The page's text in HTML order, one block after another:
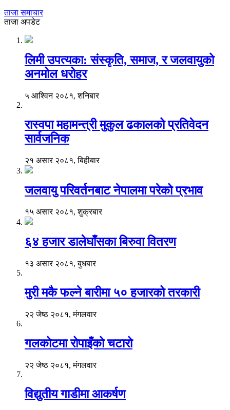
ताजा समाचार
ताजा अपडेट
लिमी उपत्यका: संस्कृति, समाज, र जलवायुको
अनमोल धरोहर
५ आश्विन २०८१, शनिबार
रास्वपा महामन्त्री मुकुल ढकालको प्रतिवेदन
सार्वजनिक
२१ असार २०८१, बिहीबार
जलवायु परिवर्तनबाट नेपालमा परेको प्रभाव
१५ असार २०८१, शुक्रबार
६४ हजार डालेघाँसका बिरुवा वितरण
१३ असार २०८१, बुधबार
मुरी मकै फल्ने बारीमा ५० हजारको तरकारी
२२ जेष्ठ २०८१, मंगलवार
गलकोटमा रोपाइँको चटारो
२२ जेष्ठ २०८१, मंगलवार
विद्युतीय गाडीमा आकर्षण